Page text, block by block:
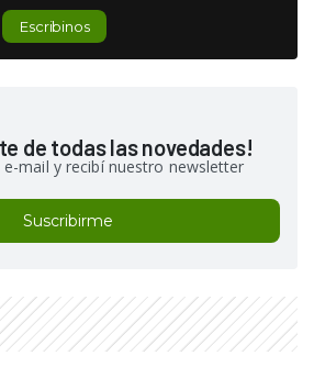
Escribinos
de todas las novedades!
e-mail y recibí nuestro newsletter
Suscribirme